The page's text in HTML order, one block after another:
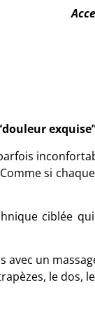
si
ciblée
avec un
le dos,